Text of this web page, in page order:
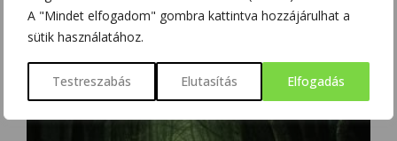
A "Mindet elfogadom" gombra kattintva hozzájárulhat a
sütik használatához.
Testreszabás Elutasítás Elfogadás